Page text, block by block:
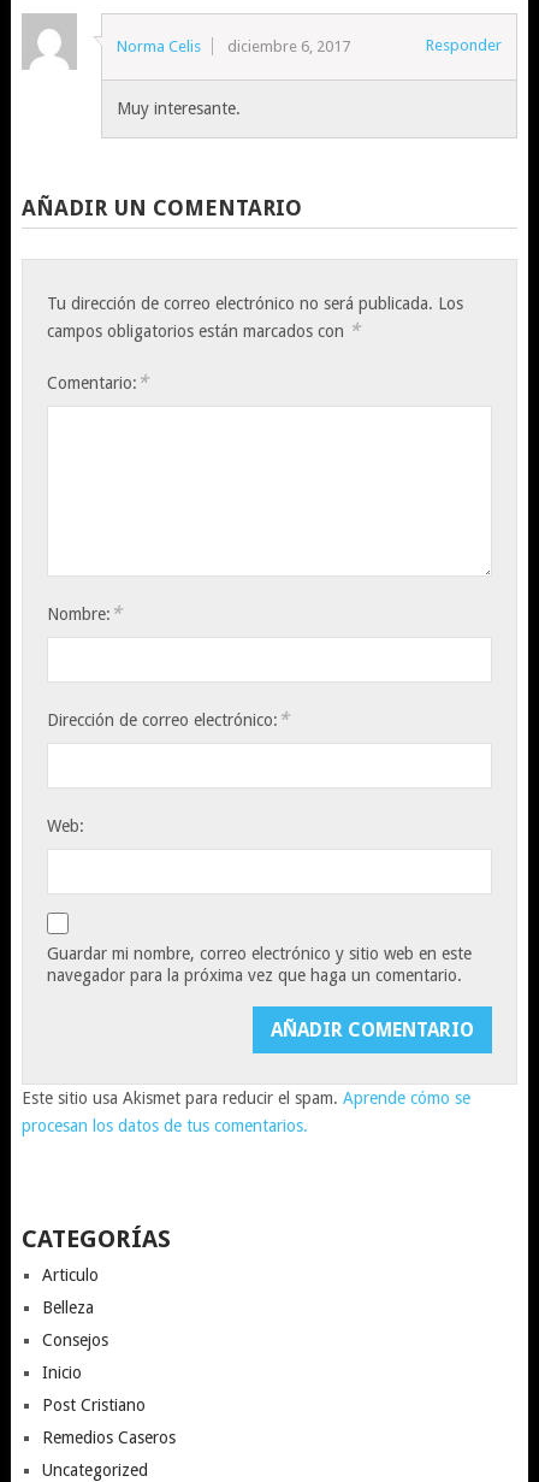
Norma Celis diciembre 6, 2017 Responder
Muy interesante.
AÑADIR UN COMENTARIO
Tu dirección de correo electrónico no será publicada. Los
campos obligatorios están marcados con *
Comentario: *
Nombre: *
Dirección de correo electrónico: *
Web:
Guardar mi nombre, correo electrónico y sitio web en este
navegador para la próxima vez que haga un comentario.
Este sitio usa Akismet para reducir el spam. Aprende cómo se
procesan los datos de tus comentarios.
CATEGORÍAS
Articulo
Belleza
Consejos
Inicio
Post Cristiano
Remedios Caseros
Uncategorized